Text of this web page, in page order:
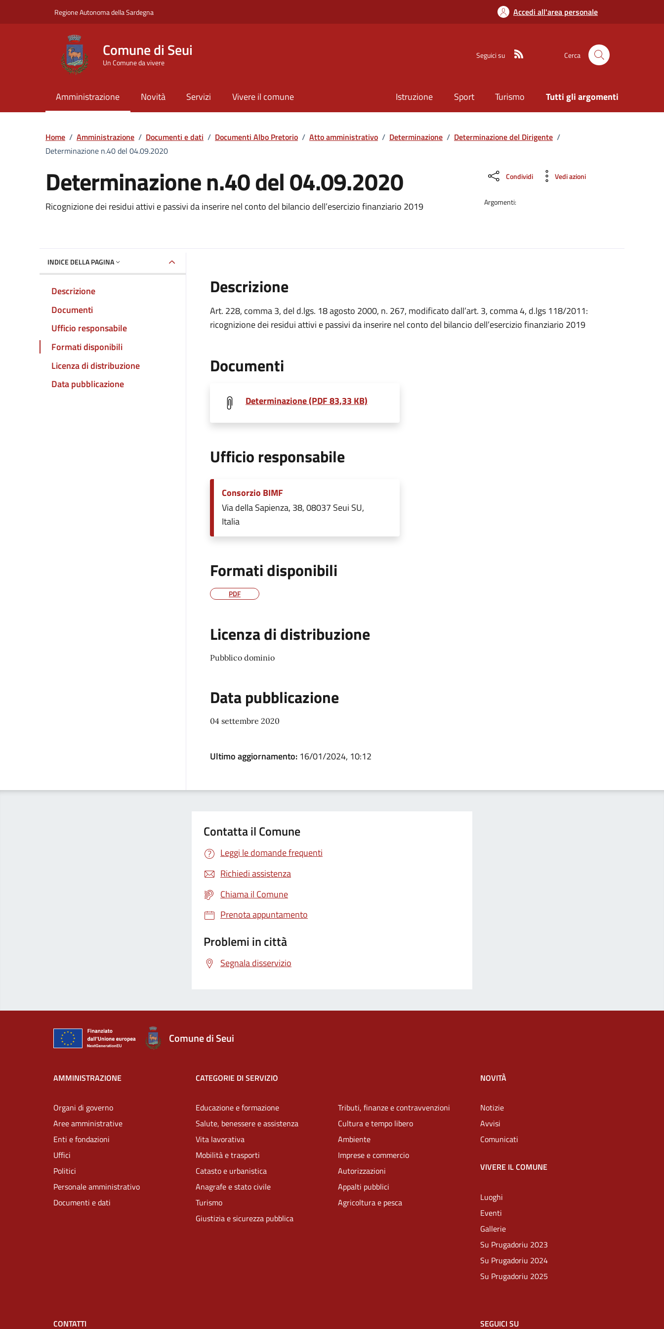
Regione Autonoma della Sardegna Accedi all'area personale
Comune di Seui
Un Comune da vivere
Seguici su Cerca
Amministrazione Novità Servizi Vivere il comune Istruzione Sport Turismo Tutti gli argomenti
Home / Amministrazione / Documenti e dati / Documenti Albo Pretorio / Atto amministrativo / Determinazione / Determinazione del Dirigente /
Determinazione n.40 del 04.09.2020
Determinazione n.40 del 04.09.2020
Dettaglio del documento
Ricognizione dei residui attivi e passivi da inserire nel conto del bilancio dell’esercizio finanziario 2019
Condividi Vedi azioni
Argomenti:
INDICE DELLA PAGINA
Descrizione
Documenti
Ufficio responsabile
Formati disponibili
Licenza di distribuzione
Data pubblicazione
Descrizione
Art. 228, comma 3, del d.lgs. 18 agosto 2000, n. 267, modificato dall’art. 3, comma 4, d.lgs 118/2011:
ricognizione dei residui attivi e passivi da inserire nel conto del bilancio dell’esercizio finanziario 2019
Documenti
Determinazione (PDF 83,33 KB)
Ufficio responsabile
Consorzio BIMF
Via della Sapienza, 38, 08037 Seui SU,
Italia
Formati disponibili
PDF
Licenza di distribuzione
Pubblico dominio
Data pubblicazione
04 settembre 2020
Ultimo aggiornamento: 16/01/2024, 10:12
Contatta il Comune
Leggi le domande frequenti
Richiedi assistenza
Chiama il Comune
Prenota appuntamento
Problemi in città
Segnala disservizio
Comune di Seui
AMMINISTRAZIONE
Organi di governo
Aree amministrative
Enti e fondazioni
Uffici
Politici
Personale amministrativo
Documenti e dati
CATEGORIE DI SERVIZIO
Educazione e formazione
Salute, benessere e assistenza
Vita lavorativa
Mobilità e trasporti
Catasto e urbanistica
Anagrafe e stato civile
Turismo
Giustizia e sicurezza pubblica
Tributi, finanze e contravvenzioni
Cultura e tempo libero
Ambiente
Imprese e commercio
Autorizzazioni
Appalti pubblici
Agricoltura e pesca
NOVITÀ
Notizie
Avvisi
Comunicati
VIVERE IL COMUNE
Luoghi
Eventi
Gallerie
Su Prugadoriu 2023
Su Prugadoriu 2024
Su Prugadoriu 2025
CONTATTI SEGUICI SU